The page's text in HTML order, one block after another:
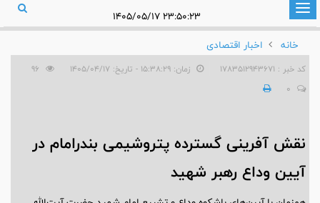
تغییر
وضعیت
ناوبری
خانه
اخبار اقتصادی
کد خبر : 1783512943671 زمان: ۱۵:۳۸:۲۹ - تاریخ: ۱۴۰۵/۰۴/۱۷
0
نقش آفرینی گسترده پتروشیمی بندرامام در
آیین وداع رهبر شهید